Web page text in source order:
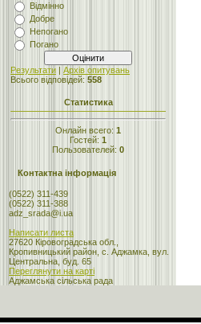
Відмінно
Добре
Непогано
Погано
Результати | Архів опитувань
Всього відповідей: 558
Статистика
Онлайн всего: 1
Гостей: 1
Пользователей: 0
Контактна інформація
(0522) 311-439
(0522) 311-388
adz_srada@i.ua
Написати листа
27620 Кіровоградська обл.,
Кропивницький район, с. Аджамка, вул.
Центральна, буд. 65
Переглянути на карті
Аджамська сільська рада